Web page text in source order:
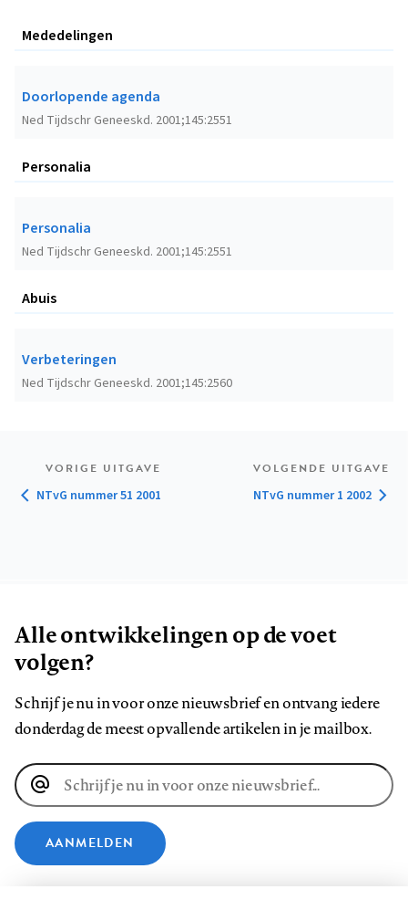
Mededelingen
Doorlopende agenda
Ned Tijdschr Geneeskd. 2001;145:2551
Personalia
Personalia
Ned Tijdschr Geneeskd. 2001;145:2551
Abuis
Verbeteringen
Ned Tijdschr Geneeskd. 2001;145:2560
VORIGE UITGAVE
NTvG nummer 51 2001
VOLGENDE UITGAVE
NTvG nummer 1 2002
Alle ontwikkelingen op de voet
volgen?
Schrijf je nu in voor onze nieuwsbrief en ontvang iedere
donderdag de meest opvallende artikelen in je mailbox.
E-
mailadres
AANMELDEN